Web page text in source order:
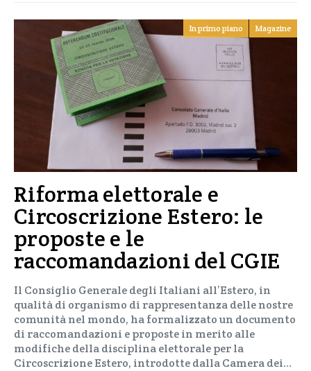
In primo piano Magazine
Riforma elettorale e
Circoscrizione Estero: le
proposte e le
raccomandazioni del CGIE
Il Consiglio Generale degli Italiani all’Estero, in
qualità di organismo di rappresentanza delle nostre
comunità nel mondo, ha formalizzato un documento
di raccomandazioni e proposte in merito alle
modifiche della disciplina elettorale per la
Circoscrizione Estero, introdotte dalla Camera dei…